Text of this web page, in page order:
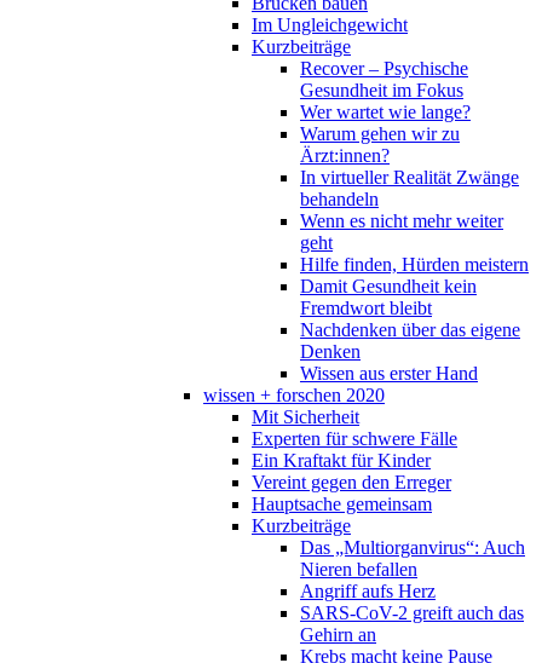
Im Ungleichgewicht
Kurzbeiträge
Recover – Psychische
Gesundheit im Fokus
Wer wartet wie lange?
Warum gehen wir zu
Ärzt:innen?
In virtueller Realität Zwänge
behandeln
Wenn es nicht mehr weiter
geht
Hilfe finden, Hürden meistern
Damit Gesundheit kein
Fremdwort bleibt
Nachdenken über das eigene
Denken
Wissen aus erster Hand
wissen + forschen 2020
Mit Sicherheit
Experten für schwere Fälle
Ein Kraftakt für Kinder
Vereint gegen den Erreger
Hauptsache gemeinsam
Kurzbeiträge
Das „Multiorganvirus“: Auch
Nieren befallen
Angriff aufs Herz
SARS-CoV-2 greift auch das
Gehirn an
Krebs macht keine Pause